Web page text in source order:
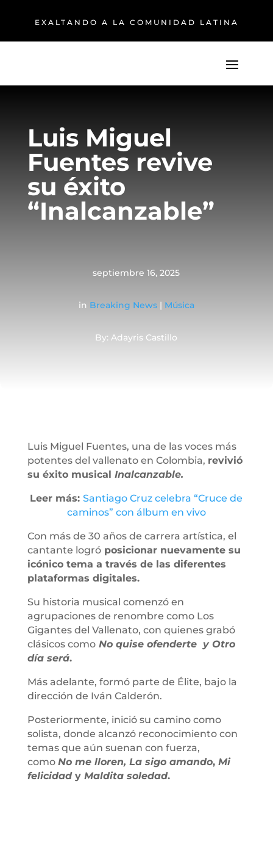
EXALTANDO A LA COMUNIDAD LATINA
Luis Miguel
Fuentes revive
su éxito
“Inalcanzable”
septiembre 16, 2025
in Breaking News| Música
By: Adayris Castillo
Luis Miguel Fuentes, una de las voces más
potentes del vallenato en Colombia, revivió
su éxito musical Inalcanzable.
Leer más:Santiago Cruz celebra “Cruce de
caminos” con álbum en vivo
Con más de 30 años de carrera artística, el
cantante logróposicionar nuevamente su
icónico tema a través de las diferentes
plataformas digitales.
Su historia musical comenzó en
agrupaciones de renombre como Los
Gigantes del Vallenato, con quienes grabó
clásicos como No quise ofenderte y Otro
día será.
Más adelante, formó parte de Élite, bajo la
dirección de Iván Calderón.
Posteriormente, inició su camino como
solista, donde alcanzó reconocimiento con
temas que aún suenan con fuerza,
como No me lloren, La sigo amando, Mi
felicidady Maldita soledad.